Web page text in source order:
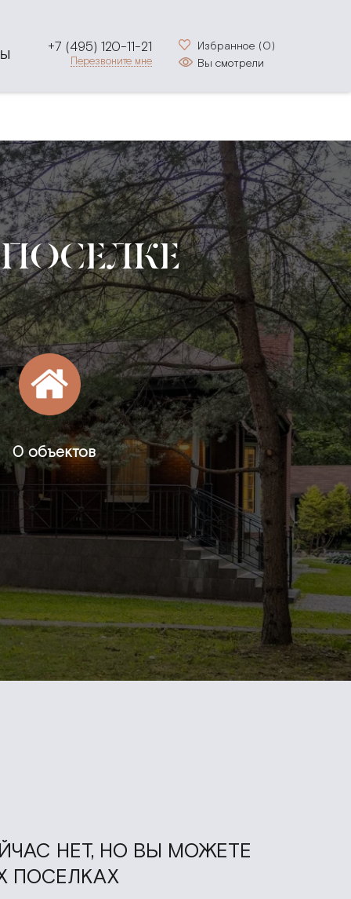
+7 (495) 120-11-21
Перезвоните мне
Избранное (0)
Вы смотрели
0 объектов
НЕТ, НО ВЫ МОЖЕТЕ
ПОСЕЛКАХ